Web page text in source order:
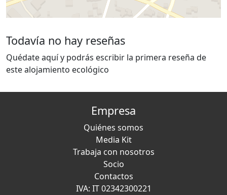
Todavía no hay reseñas
Quédate aquí y podrás escribir la primera reseña de
este alojamiento ecológico
Empresa
Quiénes somos
Media Kit
Trabaja con nosotros
Socio
Contactos
IVA: IT 02342300221